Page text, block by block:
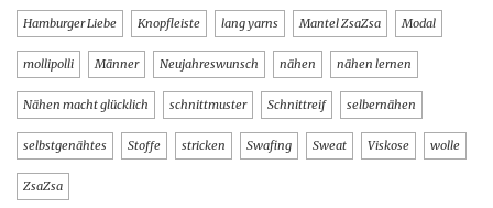
Hamburger Liebe Knopfleiste lang yarns Mantel ZsaZsa Modal
mollipolli Männer Neujahreswunsch nähen nähen lernen
Nähen macht glücklich schnittmuster Schnittreif selbernähen
selbstgenähtes Stoffe stricken Swafing Sweat Viskose wolle
ZsaZsa